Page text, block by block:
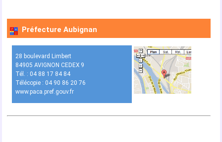
Préfecture Aubignan
28 boulevard Limbert
84905 AVIGNON CEDEX 9
Tél. : 04 88 17 84 84
Télécopie : 04 90 86 20 76
www.paca.pref.gouv.fr